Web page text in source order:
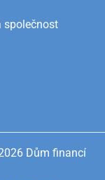
společnost
Dům financí